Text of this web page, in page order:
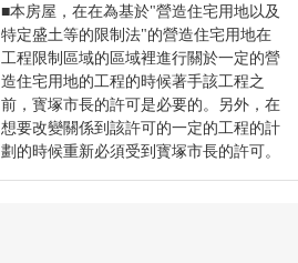
■本房屋，在在為基於"營造住宅用地以及
特定盛土等的限制法"的營造住宅用地在
工程限制區域的區域裡進行關於一定的營
造住宅用地的工程的時候著手該工程之
前，寳塚市長的許可是必要的。另外，在
想要改變關係到該許可的一定的工程的計
劃的時候重新必須受到寳塚市長的許可。